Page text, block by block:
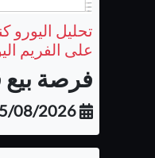
تحليل اليورو
على الفريم
فرصة بيع
05/08/2026